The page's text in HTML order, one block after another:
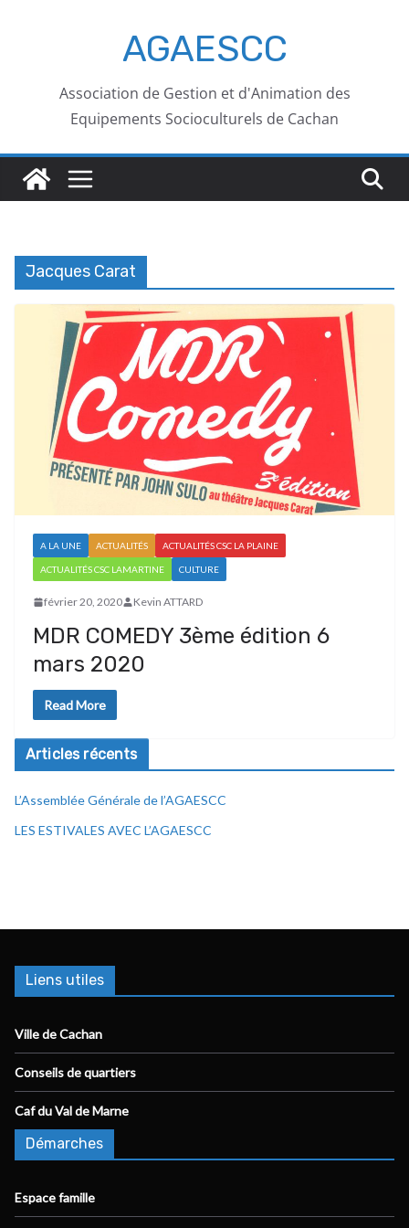
AGAESCC
Association de Gestion et d'Animation des
Equipements Socioculturels de Cachan
Jacques Carat
A LA UNE ACTUALITÉS ACTUALITÉS CSC LA PLAINE
ACTUALITÉS CSC LAMARTINE CULTURE
février 20, 2020 Kevin ATTARD
MDR COMEDY 3ème édition 6
mars 2020
Read More
Articles récents
L’Assemblée Générale de l’AGAESCC
LES ESTIVALES AVEC L’AGAESCC
Liens utiles
Ville de Cachan
Conseils de quartiers
Caf du Val de Marne
Démarches
Espace famille